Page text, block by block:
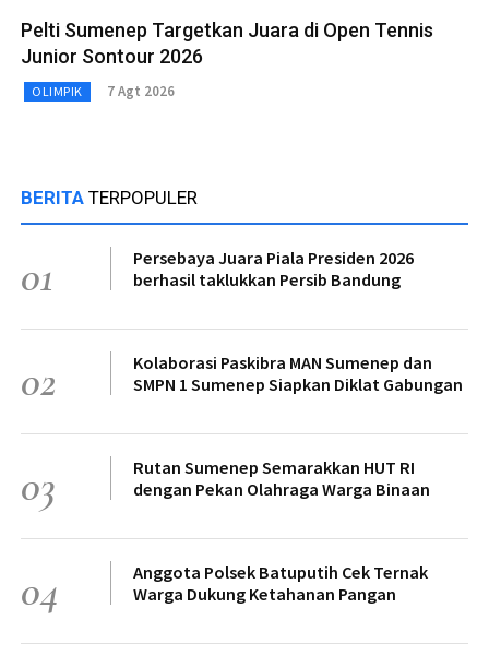
Pelti Sumenep Targetkan Juara di Open Tennis
Junior Sontour 2026
OLIMPIK 7 Agt 2026
BERITA TERPOPULER
01
Persebaya Juara Piala Presiden 2026
berhasil taklukkan Persib Bandung
02
Kolaborasi Paskibra MAN Sumenep dan
SMPN 1 Sumenep Siapkan Diklat Gabungan
03
Rutan Sumenep Semarakkan HUT RI
dengan Pekan Olahraga Warga Binaan
04
Anggota Polsek Batuputih Cek Ternak
Warga Dukung Ketahanan Pangan